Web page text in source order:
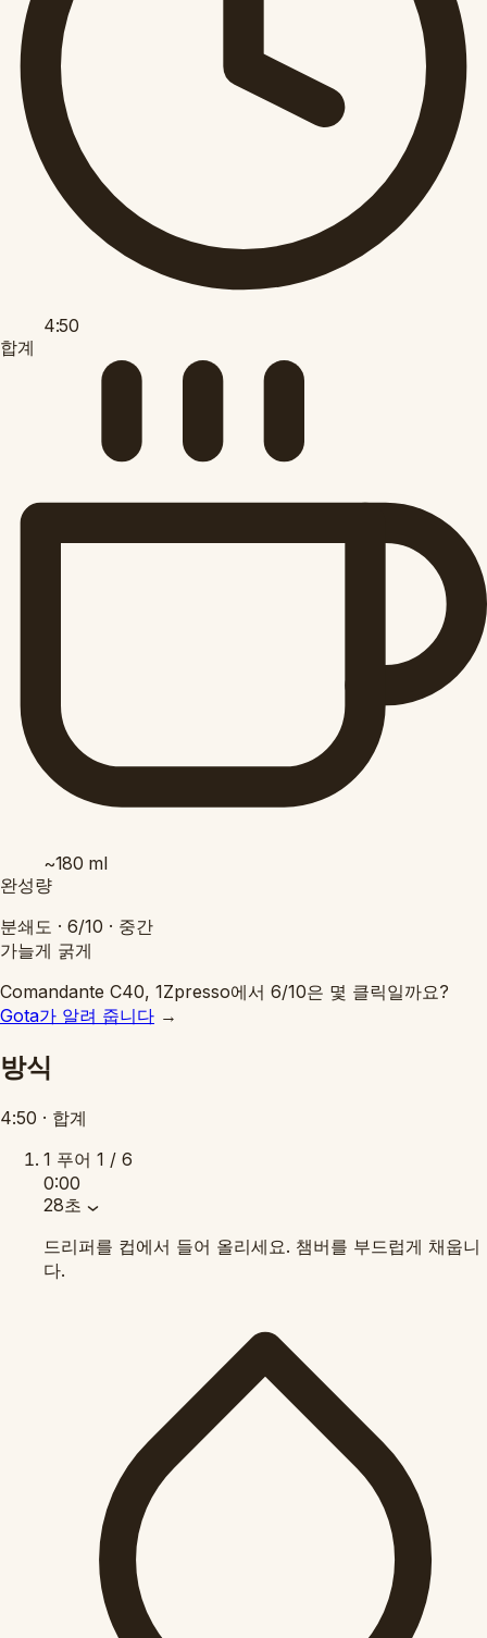
4:50
합계
~180 ml
완성량
분쇄도 · 6/10 · 중간
가늘게 굵게
Comandante C40, 1Zpresso에서 6/10은 몇 클릭일까요?
Gota가 알려 줍니다 →
방식
4:50 · 합계
1 푸어 1 / 6
0:00
28초
드리퍼를 컵에서 들어 올리세요. 챔버를 부드럽게 채웁니
다.